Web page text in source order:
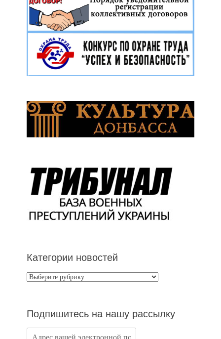
Категории новостей
Категории
Подпишитесь на нашу рассылку